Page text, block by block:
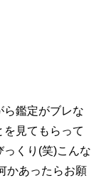
ら鑑定がブレな
見てもらって
っくり(笑)こんな
かあったらお願